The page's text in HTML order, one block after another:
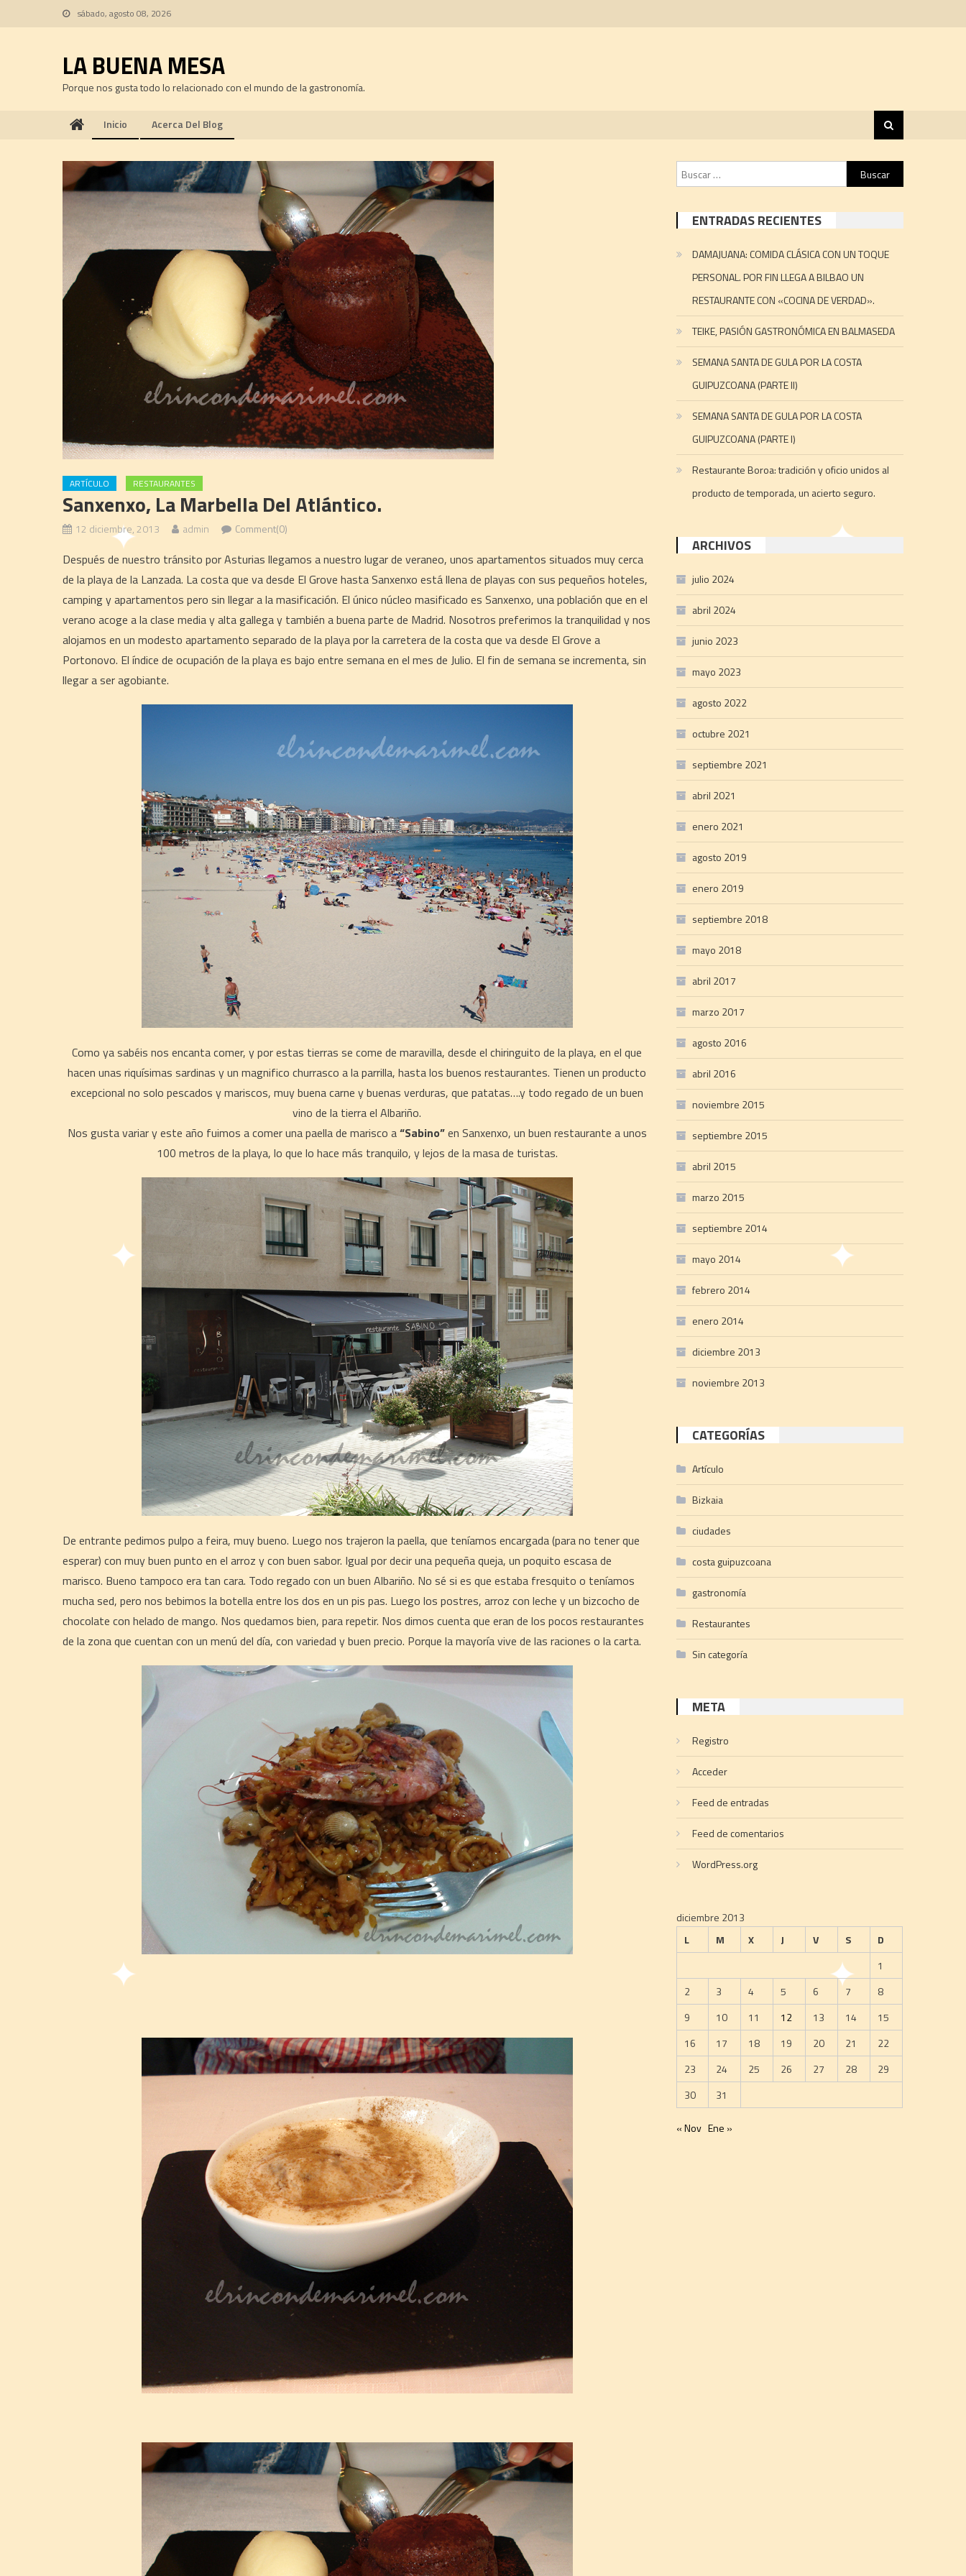
sábado, agosto 08, 2026
LA BUENA MESA
Porque nos gusta todo lo relacionado con el mundo de la gastronomía.
Inicio Acerca Del Blog
ARTÍCULO RESTAURANTES
Sanxenxo, La Marbella Del Atlántico.
12 diciembre, 2013 admin Comment(0)
Después de nuestro tránsito por Asturias llegamos a nuestro lugar de veraneo, unos apartamentos situados muy cerca
de la playa de la Lanzada. La costa que va desde El Grove hasta Sanxenxo está llena de playas con sus pequeños hoteles,
camping y apartamentos pero sin llegar a la masificación. El único núcleo masificado es Sanxenxo, una población que en el
verano acoge a la clase media y alta gallega y también a buena parte de Madrid. Nosotros preferimos la tranquilidad y nos
alojamos en un modesto apartamento separado de la playa por la carretera de la costa que va desde El Grove a
Portonovo. El índice de ocupación de la playa es bajo entre semana en el mes de Julio. El fin de semana se incrementa, sin
llegar a ser agobiante.
Como ya sabéis nos encanta comer, y por estas tierras se come de maravilla, desde el chiringuito de la playa, en el que
hacen unas riquísimas sardinas y un magnifico churrasco a la parrilla, hasta los buenos restaurantes. Tienen un producto
excepcional no solo pescados y mariscos, muy buena carne y buenas verduras, que patatas….y todo regado de un buen
vino de la tierra el Albariño.
Nos gusta variar y este año fuimos a comer una paella de marisco a“Sabino”en Sanxenxo, un buen restaurante a unos
100 metros de la playa, lo que lo hace más tranquilo, y lejos de la masa de turistas.
De entrante pedimos pulpo a feira, muy bueno. Luego nos trajeron la paella, que teníamos encargada (para no tener que
esperar) con muy buen punto en el arroz y con buen sabor. Igual por decir una pequeña queja, un poquito escasa de
marisco. Bueno tampoco era tan cara. Todo regado con un buen Albariño. No sé si es que estaba fresquito o teníamos
mucha sed, pero nos bebimos la botella entre los dos en un pis pas. Luego los postres, arroz con leche y un bizcocho de
chocolate con helado de mango. Nos quedamos bien, para repetir. Nos dimos cuenta que eran de los pocos restaurantes
de la zona que cuentan con un menú del día, con variedad y buen precio. Porque la mayoría vive de las raciones o la carta.
Buscar:
ENTRADAS RECIENTES
DAMAJUANA: COMIDA CLÁSICA CON UN TOQUE
PERSONAL. POR FIN LLEGA A BILBAO UN
RESTAURANTE CON «COCINA DE VERDAD».
TEIKE, PASIÓN GASTRONÓMICA EN BALMASEDA
SEMANA SANTA DE GULA POR LA COSTA
GUIPUZCOANA (PARTE II)
SEMANA SANTA DE GULA POR LA COSTA
GUIPUZCOANA (PARTE I)
Restaurante Boroa: tradición y oficio unidos al
producto de temporada, un acierto seguro.
ARCHIVOS
julio 2024
abril 2024
junio 2023
mayo 2023
agosto 2022
octubre 2021
septiembre 2021
abril 2021
enero 2021
agosto 2019
enero 2019
septiembre 2018
mayo 2018
abril 2017
marzo 2017
agosto 2016
abril 2016
noviembre 2015
septiembre 2015
abril 2015
marzo 2015
septiembre 2014
mayo 2014
febrero 2014
enero 2014
diciembre 2013
noviembre 2013
CATEGORÍAS
Artículo
Bizkaia
ciudades
costa guipuzcoana
gastronomía
Restaurantes
Sin categoría
META
Registro
Acceder
Feed de entradas
Feed de comentarios
WordPress.org
diciembre 2013
L
M X J V S
D
1
2
3 4 5 6 7
8
9
10 11 12 13 14
15
16
17 18 19 20 21
22
23
24 25 26 27 28
29
30
31
« Nov Ene »